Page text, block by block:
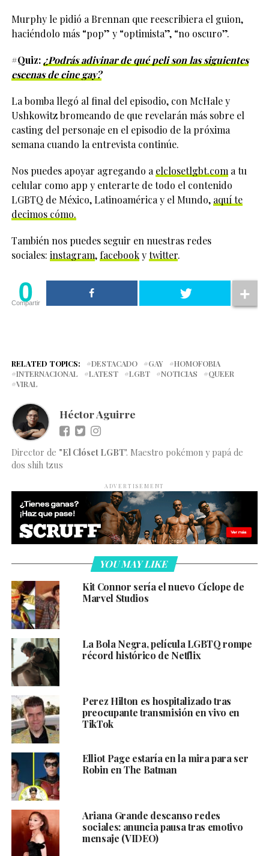
Murphy le pidió a Brennan que reescribiera el guion,
haciéndolo más “pop” y “optimista”, “no oscuro”.
#Quiz: ¿Podrás adivinar de qué peli son las siguientes
escenas de cine gay?
La bomba llegó al final del episodio, con McHale y
Ushkowitz bromeando de que revelarán más sobre el
casting del personaje en el episodio de la próxima
semana cuando la entrevista continúe.
Nos puedes apoyar agregando aelclosetlgbt.coma tu
celular como app y enterarte de todo el contenido
LGBTQ de México, Latinoamérica y el Mundo, aquí te
decimos cómo.
También nos puedes seguir en nuestras redes
sociales: instagram, facebookytwitter.
0
Compartir
RELATED TOPICS: DESTACADO GAY
HOMOFOBIA
INTERNACIONAL
LATEST LGBT NOTICIAS
QUEER
VIRAL
Héctor Aguirre
Director de "El Clóset LGBT". Maestro pokémon y papá de
dos shih tzus
ADVERTISEMENT
YOU MAY LIKE
Kit Connor sería el nuevo Cíclope de
Marvel Studios
La Bola Negra, película LGBTQ rompe
récord histórico de Netflix
Perez Hilton es hospitalizado tras
preocupante transmisión en vivo en
TikTok
Elliot Page estaría en la mira para ser
Robin en The Batman
Ariana Grande descanso redes
sociales: anuncia pausa tras emotivo
mensaje (VIDEO)